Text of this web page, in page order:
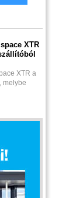
XTR
XTR a
melybe